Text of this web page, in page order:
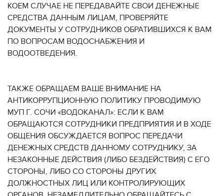
КОЕМ СЛУЧАЕ НЕ ПЕРЕДАВАЙТЕ СВОИ ДЕНЕЖНЫЕ
СРЕДСТВА ДАННЫМ ЛИЦАМ, ПРОВЕРЯЙТЕ
ДОКУМЕНТЫ У СОТРУДНИКОВ ОБРАТИВШИХСЯ К ВАМ
ПО ВОПРОСАМ ВОДОСНАБЖЕНИЯ И
ВОДООТВЕДЕНИЯ.
ТАКЖЕ ОБРАЩАЕМ ВАШЕ ВНИМАНИЕ НА
АНТИКОРРУПЦИОННУЮ ПОЛИТИКУ ПРОВОДИМУЮ
МУП Г. СОЧИ «ВОДОКАНАЛ»: ЕСЛИ К ВАМ
ОБРАЩАЮТСЯ СОТРУДНИКИ ПРЕДПРИЯТИЯ И В ХОДЕ
ОБЩЕНИЯ ОБСУЖДАЕТСЯ ВОПРОС ПЕРЕДАЧИ
ДЕНЕЖНЫХ СРЕДСТВ ДАННОМУ СОТРУДНИКУ, ЗА
НЕЗАКОННЫЕ ДЕЙСТВИЯ (ЛИБО БЕЗДЕЙСТВИЯ) С ЕГО
СТОРОНЫ, ЛИБО СО СТОРОНЫ ДРУГИХ
ДОЛЖНОСТНЫХ ЛИЦ ИЛИ КОНТРОЛИРУЮЩИХ